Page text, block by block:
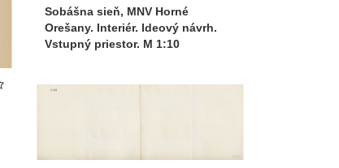
Sobášna sieň, MNV Horné
Orešany. Interiér. Ideový návrh.
Vstupný priestor. M 1:10